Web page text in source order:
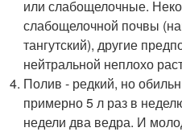
или слабощелочные.
слабощелочной почвы
тангутский), другие
нейтральной неплохо
Полив - редкий, но
примерно 5 л раз в
недели два ведра. И